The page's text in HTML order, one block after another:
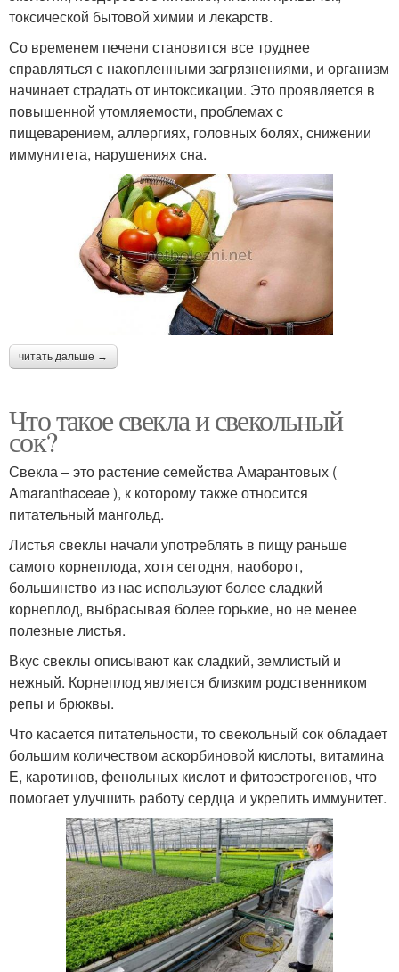
токсической бытовой химии и лекарств.
Со временем печени становится все труднее
справляться с накопленными загрязнениями, и организм
начинает страдать от интоксикации. Это проявляется в
повышенной утомляемости, проблемах с
пищеварением, аллергиях, головных болях, снижении
иммунитета, нарушениях сна.
читать дальше →
Что такое свекла и свекольный
сок?
Свекла – это растение семейства Амарантовых (
Amaranthaceae ), к которому также относится
питательный мангольд.
Листья свеклы начали употреблять в пищу раньше
самого корнеплода, хотя сегодня, наоборот,
большинство из нас используют более сладкий
корнеплод, выбрасывая более горькие, но не менее
полезные листья.
Вкус свеклы описывают как сладкий, землистый и
нежный. Корнеплод является близким родственником
репы и брюквы.
Что касается питательности, то свекольный сок обладает
большим количеством аскорбиновой кислоты, витамина
Е, каротинов, фенольных кислот и фитоэстрогенов, что
помогает улучшить работу сердца и укрепить иммунитет.